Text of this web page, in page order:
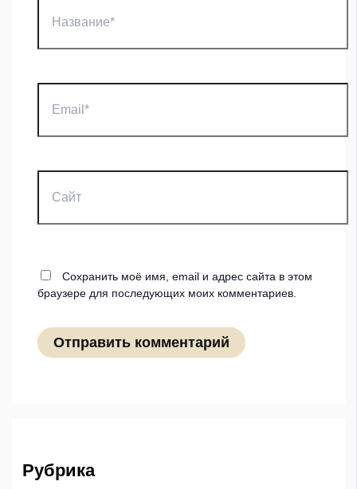
Сохранить моё имя, email и адрес сайта в этом
браузере для последующих моих комментариев.
Рубрика